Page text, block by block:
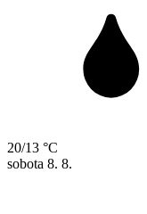
20/13 °C
sobota 8. 8.